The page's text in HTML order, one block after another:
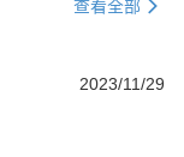
查看全部
2023/11/29